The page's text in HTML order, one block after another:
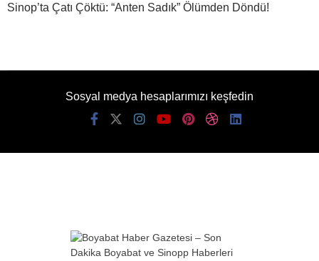
Sinop’ta Çatı Çöktü: “Anten Sadık” Ölümden Döndü!
Sosyal medya hesaplarımızı keşfedin